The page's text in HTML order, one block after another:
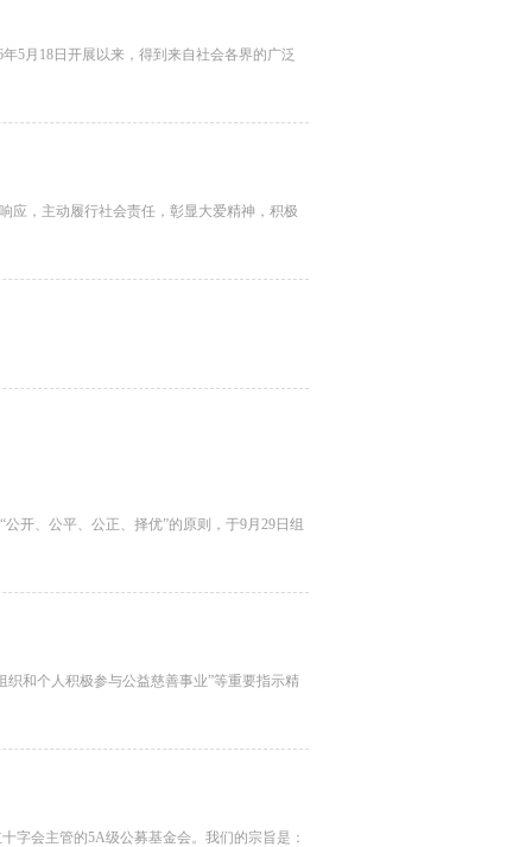
5月18日开展以来，得到来自社会各界的广泛
应，主动履行社会责任，彰显大爱精神，积极
开、公平、公正、择优”的原则，于9月29日组
和个人积极参与公益慈善事业”等重要指示精
字会主管的5A级公募基金会。我们的宗旨是：